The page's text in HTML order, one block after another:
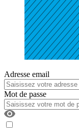
Adresse email
Mot de passe